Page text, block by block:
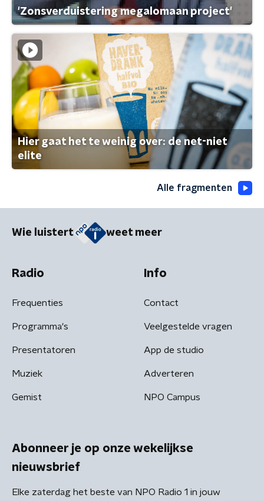
'Zonsverduistering megalomaan project'
Hier gaat het te weinig over: de net-niet
elite
Alle fragmenten
Wie luistert weet meer
Radio
Frequenties
Programma's
Presentatoren
Muziek
Gemist
Info
Contact
Veelgestelde vragen
App de studio
Adverteren
NPO Campus
Abonneer je op onze wekelijkse
nieuwsbrief
Elke zaterdag het beste van NPO Radio 1 in jouw